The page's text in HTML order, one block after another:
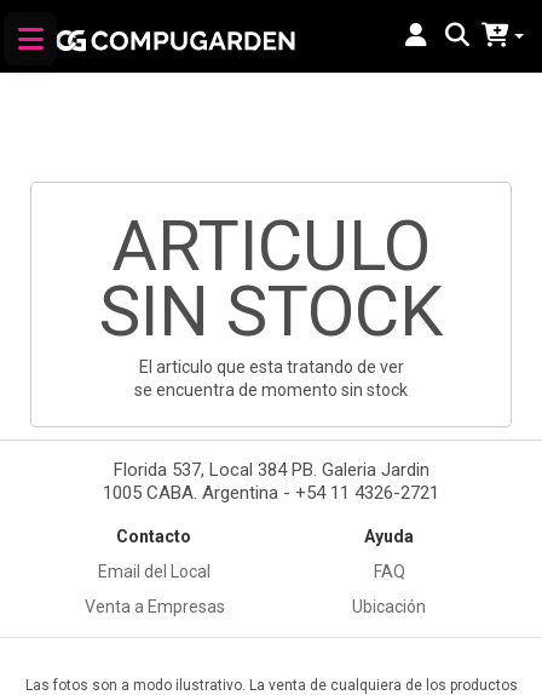
ARTICULO
SIN STOCK
El articulo que esta tratando de ver
se encuentra de momento sin stock
Florida 537, Local 384 PB. Galeria Jardin
1005 CABA. Argentina - +54 11 4326-2721
Contacto
Email del Local
Venta a Empresas
Ayuda
FAQ
Ubicación
Las fotos son a modo ilustrativo. La venta de cualquiera de los productos